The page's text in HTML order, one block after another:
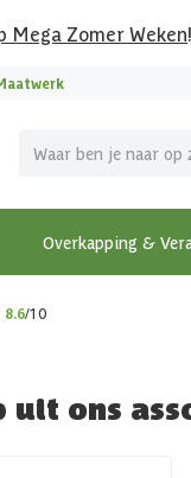
Mega Zomer Weken!
Overkapping &
in je tuin
overkappingen en
overkappingen
8.6/10
uit ons